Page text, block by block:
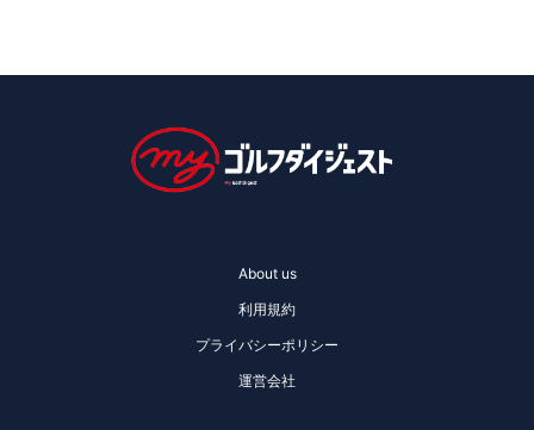
About us
利用規約
プライバシーポリシー
運営会社